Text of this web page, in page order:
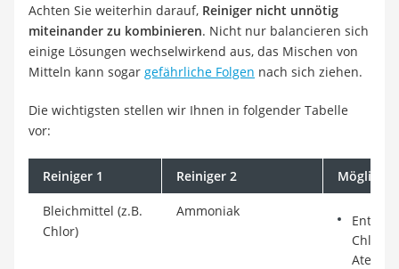
Achten Sie weiterhin darauf, Reiniger nicht unnötig
miteinander zu kombinieren. Nicht nur balancieren sich
einige Lösungen wechselwirkend aus, das Mischen von
Mitteln kann sogar gefährliche Folgen nach sich ziehen.
Die wichtigsten stellen wir Ihnen in folgender Tabelle
vor:
Reiniger 1 Reiniger 2 Mögliche
Bleichmittel (z.B.
Chlor)
Ammoniak